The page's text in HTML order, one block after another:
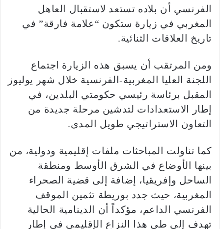
الفرنسي أن بلاده تستعد لاستقبال العاهل
المغربي في زيارة ستكون “علامة فارقة” في
تاريخ العلاقات الثنائية.
ومن المرتقب أن يسبق هذه الزيارة اجتماع
اللجنة العليا المغربية-الفرنسية خلال شهر يوليوز
المقبل برئاسة رئيسي حكومتي البلدين، في
إطار الاستعدادات لتدشين مرحلة جديدة من
التعاون الاستراتيجي طويل المدى.
كما تناولت المباحثات ملفات إقليمية ودولية، من
بينها الأوضاع في الشرق الأوسط ومنطقة
الساحل وإفريقيا، إضافة إلى قضية الصحراء
المغربية، حيث جدد بوريطة تثمين الموقف
الفرنسي الداعم، مؤكداً أن الدينامية الحالية
تهدف إلى طي هذا النزاع الإقليمي في إطار